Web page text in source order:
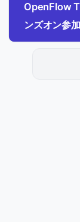
OpenFlow
ンズオン参